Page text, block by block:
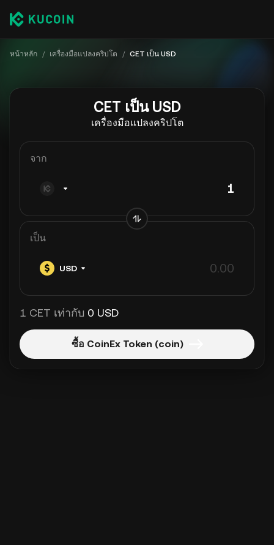
หน้าหลัก / เครื่องมือแปลงคริปโต / CET เป็น USD
CET เป็น USD
เครื่องมือแปลงคริปโต
จาก
เป็น
USD
1 CET เท่ากับ 0 USD
ซื้อ CoinEx Token (coin)